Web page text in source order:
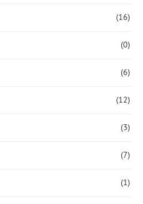
(16)
(0)
(6)
(12)
(3)
(7)
(1)